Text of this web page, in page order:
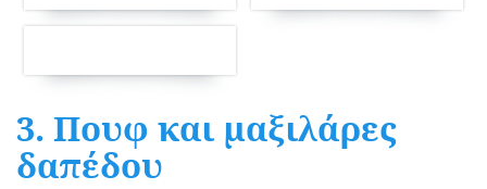
3. Πουφ και μαξιλάρες
δαπέδου